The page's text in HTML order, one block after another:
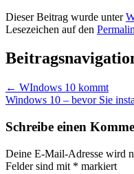
Dieser Beitrag wurde unter
Lesezeichen auf den
← WIndows 10 kommt
Windows 10 – bevor Sie
Schreibe einen
Deine E-Mail-Adresse wird
Felder sind mit * markiert